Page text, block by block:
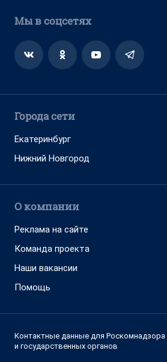
Мы в соцсетях
Города сети
Екатеринбург
Нижний Новгород
О компании
Реклама на сайте
Команда проекта
Наши вакансии
Помощь
Контактные данные для Роскомнадзора
и государственных органов